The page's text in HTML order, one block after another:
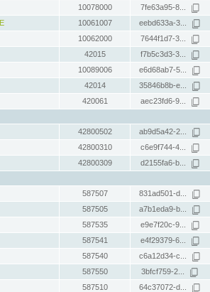
10078000 7fe63a95-8...
10061007 eebd633a-3...
10062000 7644f1d7-3...
42015 f7b5c3d3-3...
10089006 e6d68ab7-5...
42014 35846b8b-e...
420061 aec23fd6-9...
42800502 ab9d5a42-2...
42800310 c6e9f744-4...
42800309 d2155fa6-b...
587507 831ad501-d...
587505 a7b1eda9-b...
587535 e9e7f20c-9...
587541 e4f29379-6...
587540 c6a12d34-c...
587550 3bfcf759-2...
587510 64c37072-d...